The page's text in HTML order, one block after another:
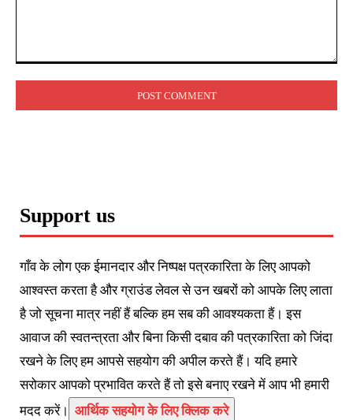
Support us
गाँव के लोग एक ईमानदार और निष्पक्ष पत्रकारिता के लिए आपको
आश्वस्त करता है और ग्राउंड लेवल से उन खबरों को आपके लिए लाता
है जो सूचना मात्र नहीं हैं बल्कि हम सब की आवश्यकता हैं। इस
आवाज की स्वतन्त्रता और बिना किसी दबाव की पत्रकारिता को जिंदा
रखने के लिए हम आपसे सहयोग की अपील करते हैं। यदि हमारे
सरोकार आपको प्रभावित करते हैं तो इसे बनाए रखने में आप भी हमारी
मदद करें। आर्थिक सहयोग के लिए क्लिक करे